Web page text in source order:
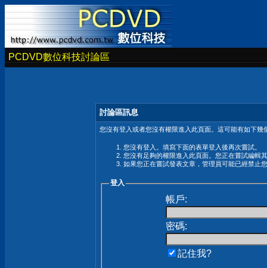
PCDVD數位科技討論區
討論區訊息
您沒有登入或者您沒有權限進入此頁面。這可能有如下幾
您沒有登入。填寫下面的表單登入後再次嘗試。
您沒有足夠的權限進入此頁面。您正在嘗試編輯
如果您正在嘗試發表文章，管理員可能已經禁止
登入
帳戶:
密碼:
記住我?